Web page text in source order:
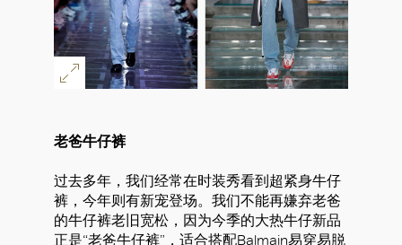
老爸牛仔裤
过去多年，我们经常在时装秀看到超紧身牛仔
裤，今年则有新宠登场。我们不能再嫌弃老爸
的牛仔裤老旧宽松，因为今季的大热牛仔新品
正是“老爸牛仔裤”，适合搭配Balmain易穿易脱